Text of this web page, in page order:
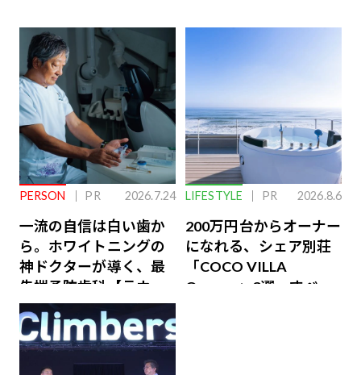
PERSON PR 2026.7.24
一流の自信は白い歯か
ら。ホワイトニングの
神ドクターが導く、最
先端予防歯科【ラウン
ジ会員特典あり】
LIFESTYLE PR 2026.8.6
200万円台からオーナー
になれる、シェア別荘
「COCO VILLA
Owners」3選。すべて